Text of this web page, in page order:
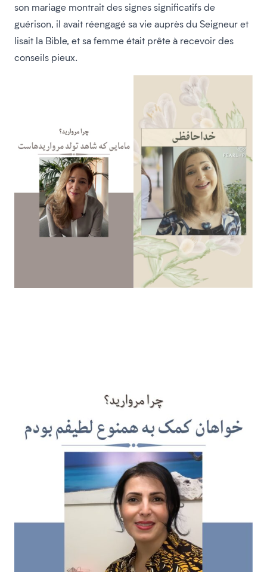
son mariage montrait des signes significatifs de
guérison, il avait réengagé sa vie auprès du Seigneur et
lisait la Bible, et sa femme était prête à recevoir des
conseils pieux.